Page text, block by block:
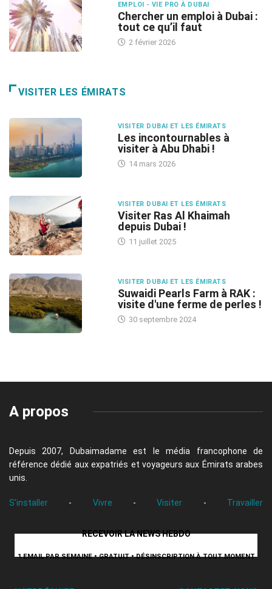
EMPLOI - VIE PRO À DUBAI
Chercher un emploi à Dubai :
tout ce qu’il faut
2 février 2026
VISITER LES ÉMIRATS
VISITER DUBAI ET LES ÉMIRATS
Les incontournables à
visiter à Abu Dhabi !
14 mars 2026
VISITER DUBAI ET LES ÉMIRATS
Visiter Ras Al Khaimah
depuis Dubai !
11 juillet 2025
VISITER DUBAI ET LES ÉMIRATS
Suwaidi Pearls Farm à RAK :
visite d'une ferme de perles !
30 septembre 2024
A propos
Depuis 2007, Dubaimadame est le média francophone de
référence dédié aux expatriés et voyageurs aux Émirats arabes
unis.
S'installer - Vivre - Visiter - Travailler
RECEVOIR LA NEWS HEBDO
1 EMAIL PAR SEMAINE • GRATUIT • DÉSINSCRIPTION À TOUT MOMENT